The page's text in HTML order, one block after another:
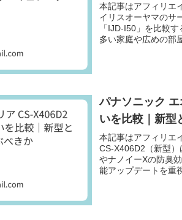
本記事はアフィリエ
イリスオーヤマのサ
「IJD-I50」を比較
多い家庭や広めの部
パナソニック
いを比較｜新型
本記事はアフィリエ
CS-X406D2（新型
やナノイーXの防臭
能アップデートを重